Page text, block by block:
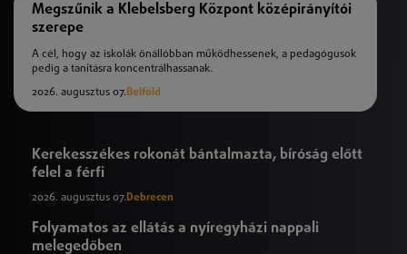
Megszűnik a Klebelsberg Központ középirányítói
szerepe
A cél, hogy az iskolák önállóbban működhessenek, a pedagógusok
pedig a tanításra koncentrálhassanak.
2026. augusztus 07.Belföld
Kerekesszékes rokonát bántalmazta, bíróság előtt
felel a férfi
2026. augusztus 07.Debrecen
Folyamatos az ellátás a nyíregyházi nappali
melegedőben